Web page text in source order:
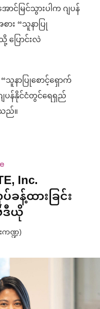
ာင်မြင်သွားပါက ဂျပန်
း “သူနာပြု
ပြောင်းလဲ
နာပြုစောင့်ရှောက်
ျပန်နိုင်ငံတွင်ရေရှည်
ည်။
Inc.
ခန့်ထားခြင်း
ဒီယို
ဏ္ဍ)